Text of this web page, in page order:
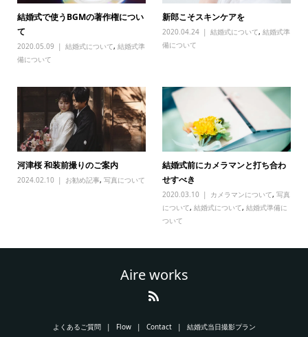
結婚式で使うBGMの著作権につい
て
2020.05.09 結婚式について, 結婚式準
備について
新郎こそスキンケアを
2020.04.24 結婚式について,結婚式準
備について
河津桜 和装前撮りのご案内
2024.02.10 お勧め記事, 写真について
結婚式前にカメラマンと打ち合わ
せすべき
2020.03.10 カメラマンについて,写真
について,結婚式について,結婚式準備に
ついて
Aire works
よくあるご質問 Flow Contact 結婚式当日撮影プラン